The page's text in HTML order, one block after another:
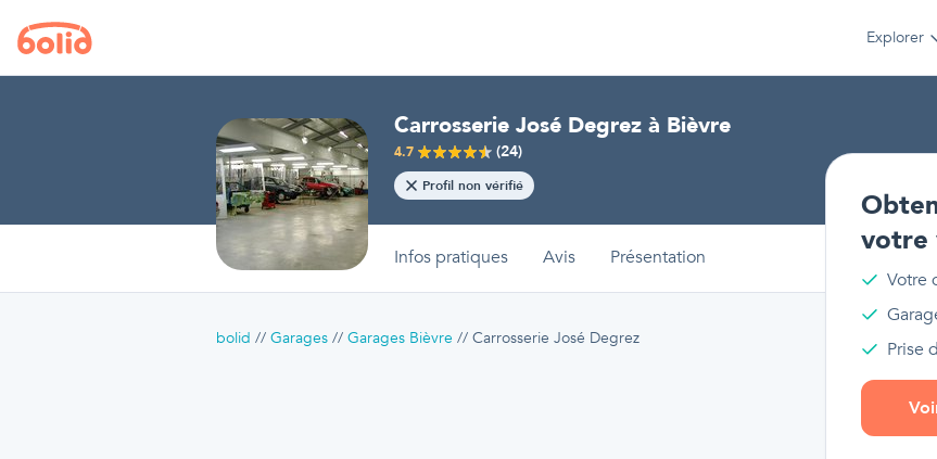
Explorer
Carrosserie José Degrez à Bièvre
4.7 (24)
Profil non vérifié
Infos pratiques Avis Présentation
bolid Garages Garages Bièvre Carrosserie José Degrez
votre
Votre
Prise